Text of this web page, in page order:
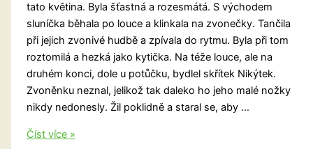
tato květina. Byla šťastná a rozesmátá. S východem
sluníčka běhala po louce a klinkala na zvonečky. Tančila
při jejich zvonivé hudbě a zpívala do rytmu. Byla při tom
roztomilá a hezká jako kytička. Na téže louce, ale na
druhém konci, dole u potůčku, bydlel skřítek Nikýtek.
Zvoněnku neznal, jelikož tak daleko ho jeho malé nožky
nikdy nedonesly. Žil poklidně a staral se, aby …
Láska
Číst více »